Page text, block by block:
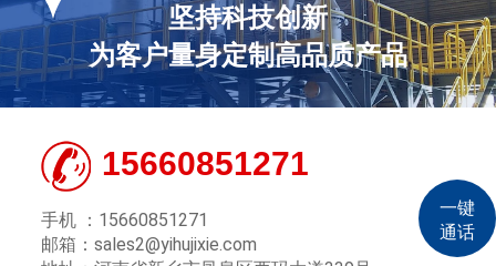
坚持科技创新
为客户量身定制高品质产品
15660851271
手机 ：15660851271
邮箱：sales2@yihujixie.com
一键
通话